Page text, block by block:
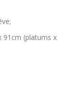
91cm (platums x